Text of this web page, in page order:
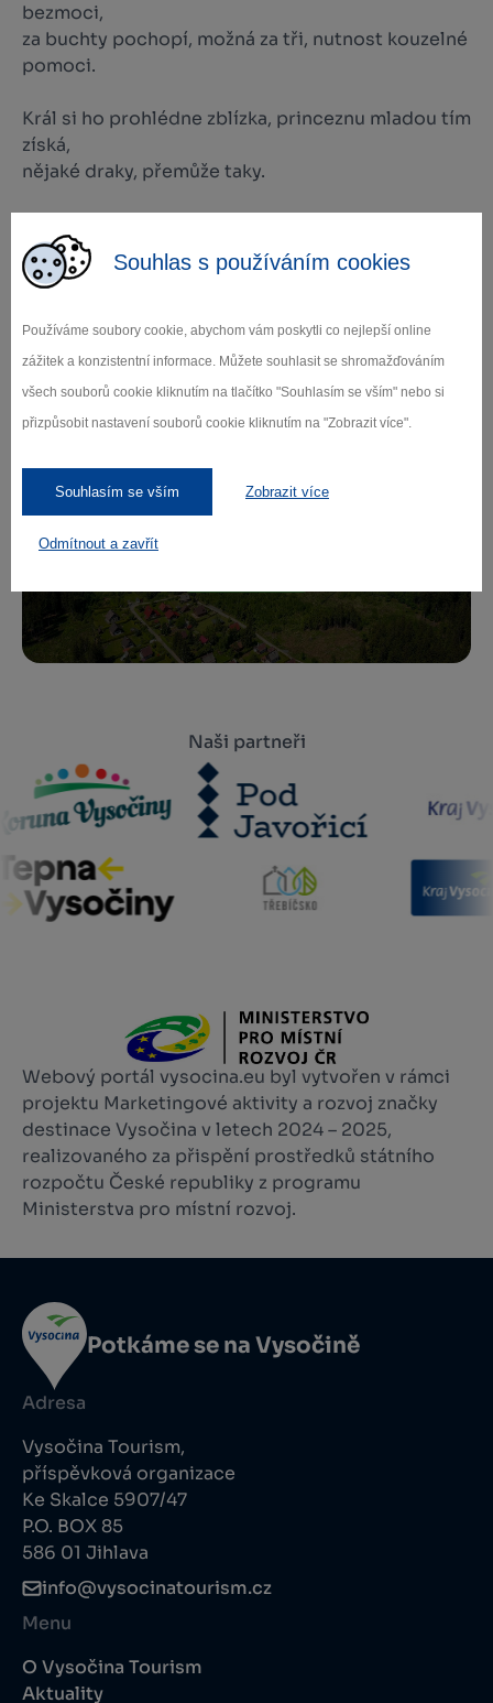
Souhlas s používáním cookies
Používáme soubory cookie, abychom vám poskytli co nejlepší online
zážitek a konzistentní informace. Můžete souhlasit se shromažďováním
všech souborů cookie kliknutím na tlačítko "Souhlasím se vším" nebo si
přizpůsobit nastavení souborů cookie kliknutím na "Zobrazit více".
Souhlasím se vším Zobrazit více
Odmítnout a zavřít
bezmoci,
za buchty pochopí, možná za tři, nutnost kouzelné
pomoci.
Král si ho prohlédne zblízka, princeznu mladou tím
získá,
nějaké draky, přemůže taky.
Zamilujte si Vysočinu
Přihlaste se k odběru našeho newsletteru
o novinkách.
Záleží nám na ochraně osobních údajů.
Naši partneři
Webový portál vysocina.eu byl vytvořen v rámci
projektu Marketingové aktivity a rozvoj značky
destinace Vysočina v letech 2024 – 2025,
realizovaného za přispění prostředků státního
rozpočtu České republiky z programu
Ministerstva pro místní rozvoj.
Potkáme se na Vysočině
Adresa
Vysočina Tourism,
příspěvková organizace
Ke Skalce 5907/47
P.O. BOX 85
586 01 Jihlava
info@vysocinatourism.cz
Menu
O Vysočina Tourism
Aktuality